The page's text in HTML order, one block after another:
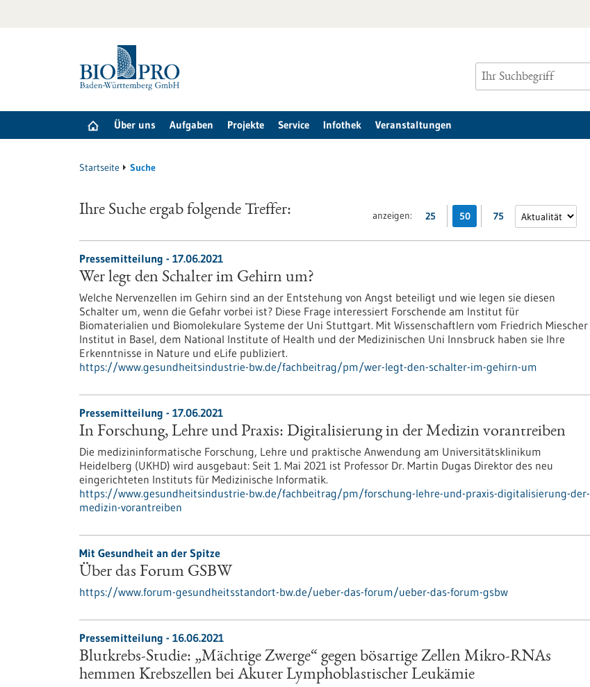
Über uns Aufgaben Projekte Service Infothek Veranstaltungen
Startseite Suche
anzeigen: 25 50 75
Ihre Suche ergab folgende Treffer:
Pressemitteilung - 17.06.2021
Wer legt den Schalter im Gehirn um?
Welche Nervenzellen im Gehirn sind an der Entstehung von Angst beteiligt und wie legen sie diesen
Schalter um, wenn die Gefahr vorbei ist? Diese Frage interessiert Forschende am Institut für
Biomaterialien und Biomolekulare Systeme der Uni Stuttgart. Mit Wissenschaftlern vom Friedrich Miescher
Institut in Basel, dem National Institute of Health und der Medizinischen Uni Innsbruck haben sie Ihre
Erkenntnisse in Nature und eLife publiziert.
https://www.gesundheitsindustrie-bw.de/fachbeitrag/pm/wer-legt-den-schalter-im-gehirn-um
Pressemitteilung - 17.06.2021
In Forschung, Lehre und Praxis: Digitalisierung in der Medizin vorantreiben
Die medizininformatische Forschung, Lehre und praktische Anwendung am Universitätsklinikum
Heidelberg (UKHD) wird ausgebaut: Seit 1. Mai 2021 ist Professor Dr. Martin Dugas Direktor des neu
eingerichteten Instituts für Medizinische Informatik.
https://www.gesundheitsindustrie-bw.de/fachbeitrag/pm/forschung-lehre-und-praxis-digitalisierung-der-
medizin-vorantreiben
Mit Gesundheit an der Spitze
Über das Forum GSBW
https://www.forum-gesundheitsstandort-bw.de/ueber-das-forum/ueber-das-forum-gsbw
Pressemitteilung - 16.06.2021
Blutkrebs-Studie: „Mächtige Zwerge“ gegen bösartige Zellen Mikro-RNAs
hemmen Krebszellen bei Akuter Lymphoblastischer Leukämie